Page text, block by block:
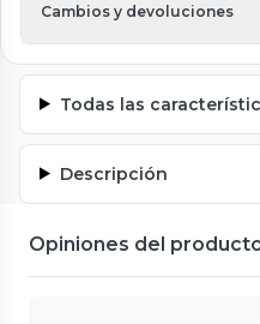
Cambios y devoluciones
Todas las
Descripción
Opiniones del